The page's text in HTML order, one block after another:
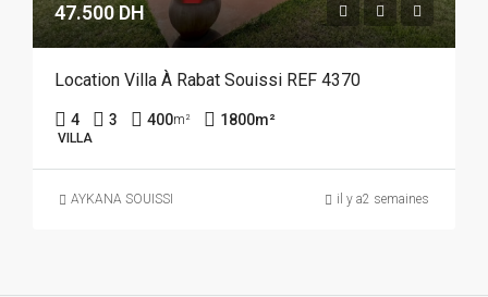
47.500 DH
Location Villa À Rabat Souissi REF 4370
4 3 400m² 1800m²
VILLA
AYKANA SOUISSI il y a2 semaines